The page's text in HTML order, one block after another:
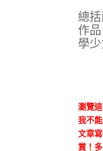
總
作
學少
瀏覽
我不
文章
賞！